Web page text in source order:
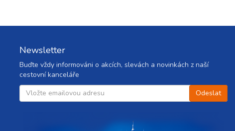
Newsletter
Buďte vždy informováni o akcích, slevách a novinkách z naší
cestovní kanceláře